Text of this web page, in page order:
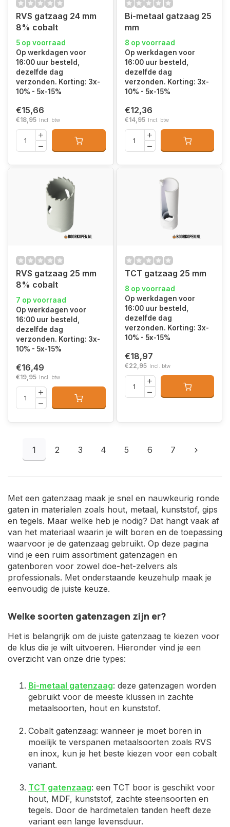
RVS gatzaag 24 mm
8% cobalt
5 op voorraad
Op werkdagen voor
16:00 uur besteld,
dezelfde dag
verzonden. Korting: 3x-
10% - 5x-15%
€15,66
€18,95 Incl. btw
Bi-metaal gatzaag 25
mm
8 op voorraad
Op werkdagen voor
16:00 uur besteld,
dezelfde dag
verzonden. Korting: 3x-
10% - 5x-15%
€12,36
€14,95 Incl. btw
RVS gatzaag 25 mm
8% cobalt
7 op voorraad
Op werkdagen voor
16:00 uur besteld,
dezelfde dag
verzonden. Korting: 3x-
10% - 5x-15%
€16,49
€19,95 Incl. btw
TCT gatzaag 25 mm
8 op voorraad
Op werkdagen voor
16:00 uur besteld,
dezelfde dag
verzonden. Korting: 3x-
10% - 5x-15%
€18,97
€22,95 Incl. btw
1 2 3 4 5 6 7
Met een gatenzaag maak je snel en nauwkeurig ronde
gaten in materialen zoals hout, metaal, kunststof, gips
en tegels. Maar welke heb je nodig? Dat hangt vaak af
van het materiaal waarin je wilt boren en de toepassing
waarvoor je de gatenzaag gebruikt. Op deze pagina
vind je een ruim assortiment gatenzagen en
gatenboren voor zowel doe-het-zelvers als
professionals. Met onderstaande keuzehulp maak je
eenvoudig de juiste keuze.
Welke soorten gatenzagen zijn er?
Het is belangrijk om de juiste gatenzaag te kiezen voor
de klus die je wilt uitvoeren. Hieronder vind je een
overzicht van onze drie types:
Bi-metaal gatenzaag: deze gatenzagen worden
gebruikt voor de meeste klussen in zachte
metaalsoorten, hout en kunststof.
Cobalt gatenzaag: wanneer je moet boren in
moeilijk te verspanen metaalsoorten zoals RVS
en inox, kun je het beste kiezen voor een cobalt
variant.
TCT gatenzaag: een TCT boor is geschikt voor
hout, MDF, kunststof, zachte steensoorten en
tegels. Door de hardmetalen tanden heeft deze
variant een lange levensduur.